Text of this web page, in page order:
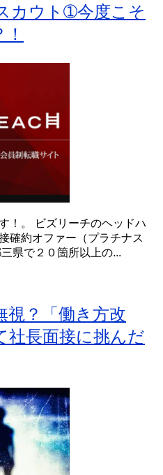
カウト➀今度こそ
！。 ビズリーチのヘッドハ
確約オファー（プラチナス
県で２０箇所以上の...
視？「働き方改
社長面接に挑んだ